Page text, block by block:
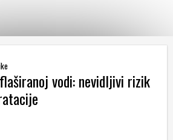
vodi: nevidljivi rizik